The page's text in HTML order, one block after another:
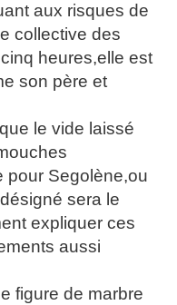
aux risques de
collective des
heures,elle est
son père et
le vide laissé
pour Segolène,ou
sera le
expliquer ces
aussi
figure de marbre